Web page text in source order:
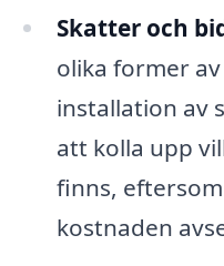
Skatter och
olika former
installation av
att kolla upp
finns,
kostnaden